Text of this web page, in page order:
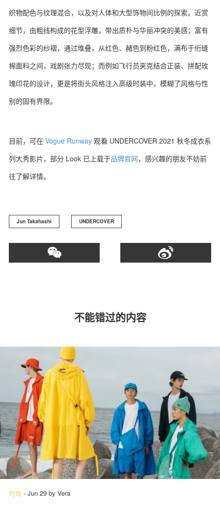
织物配色与纹理混合，以及对人体和大型饰物间比例的探索。近赏
细节，由粗线构成的花型浮雕，带出质朴与华丽冲突的美感；富有
强烈色彩的纱褶，通过堆叠，从红色、赭色到粉红色，满布于绗缝
棉面料之间，戏剧张力尽现；而例如飞行员夹克结合正装、拼配玫
瑰印花的设计，更是将街头风格注入高级时装中，模糊了风格与性
别的固有界限。
目前，可在 Vogue Runway 观看 UNDERCOVER 2021 秋冬成衣系
列大秀影片，部分 Look 已上载于品牌官网，感兴趣的朋友不妨前
往了解详情。
Jun Takahashi UNDERCOVER
不能错过的内容
时尚 - Jun 29 by Vera